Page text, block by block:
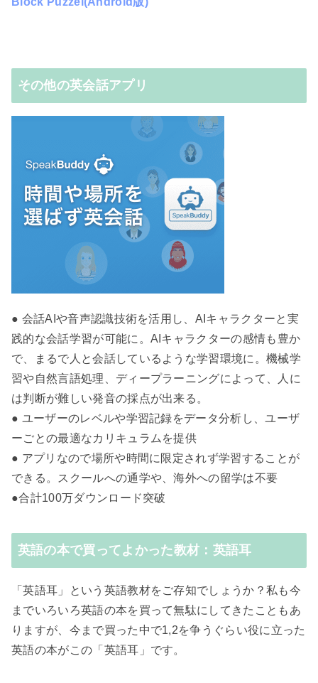
その他の英会話アプリ
● 会話AIや音声認識技術を活用し、AIキャラクターと実
践的な会話学習が可能に。AIキャラクターの感情も豊か
で、まるで人と会話しているような学習環境に。機械学
習や自然言語処理、ディープラーニングによって、人に
は判断が難しい発音の採点が出来る。
● ユーザーのレベルや学習記録をデータ分析し、ユーザ
ーごとの最適なカリキュラムを提供
● アプリなので場所や時間に限定されず学習することが
できる。スクールへの通学や、海外への留学は不要
●合計100万ダウンロード突破
英語の本で買ってよかった教材：英語耳
「英語耳」という英語教材をご存知でしょうか？私も今
までいろいろ英語の本を買って無駄にしてきたこともあ
りますが、今まで買った中で1,2を争うぐらい役に立った
英語の本がこの「英語耳」です。